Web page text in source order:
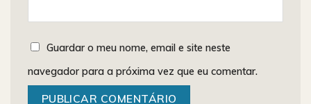
Guardar o meu nome, email e site neste
navegador para a próxima vez que eu comentar.